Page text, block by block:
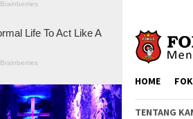
HOME
TENTANG